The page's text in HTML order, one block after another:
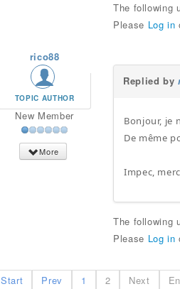
The following
Please Log in
rico88
TOPIC AUTHOR
New Member
More
Replied by
Bonjour, je
De même
Impec,
The following
Please Log in
Start Prev 1 2 Next